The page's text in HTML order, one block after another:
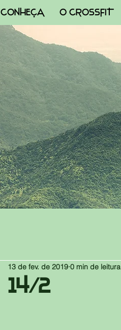
CONHEÇA O CROSSFIT
14/2
13 de fev. de 2019 0 min de leitura